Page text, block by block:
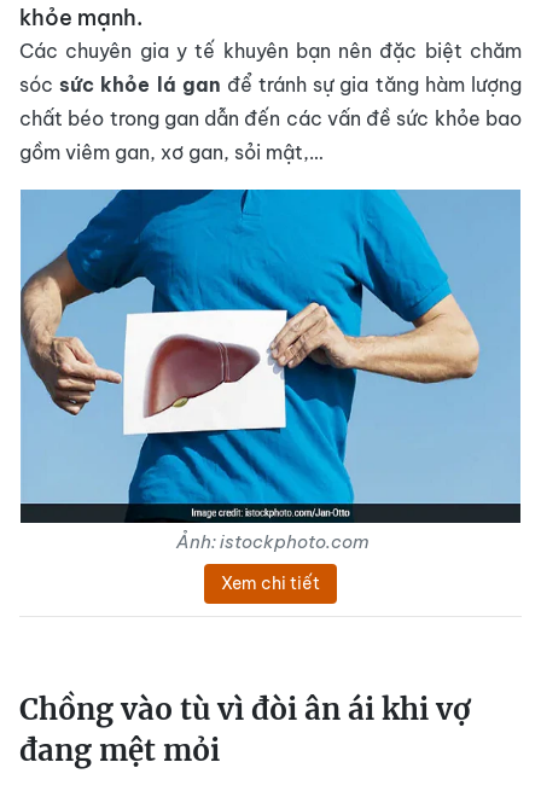
khỏe mạnh.
Các chuyên gia y tế khuyên bạn nên đặc biệt chăm
sócsức khỏe lá gan để tránh sự gia tăng hàm lượng
chất béo trong gan dẫn đến các vấn đề sức khỏe bao
gồm viêm gan, xơ gan, sỏi mật,…
Ảnh: istockphoto.com
Xem chi tiết
Chồng vào tù vì đòi ân ái khi vợ
đang mệt mỏi